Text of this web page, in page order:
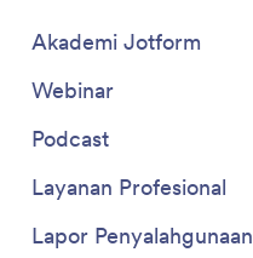
Akademi Jotform
Webinar
Podcast
Layanan Profesional
Lapor Penyalahgunaan